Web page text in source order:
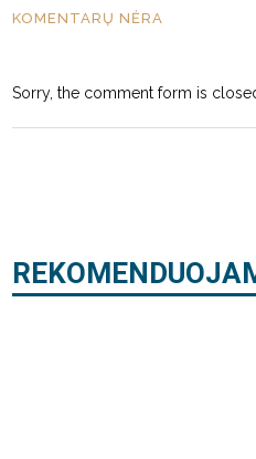
KOMENTARŲ NĖRA
Sorry, the comment form is